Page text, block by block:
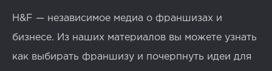
H&F — независимое медиа о франшизах и
бизнесе. Из наших материалов вы можете узнать
как выбирать франшизу и почерпнуть идеи для